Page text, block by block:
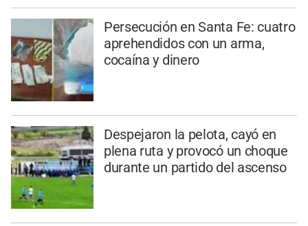
Persecución en Santa Fe: cuatro
aprehendidos con un arma,
cocaína y dinero
Despejaron la pelota, cayó en
plena ruta y provocó un choque
durante un partido del ascenso